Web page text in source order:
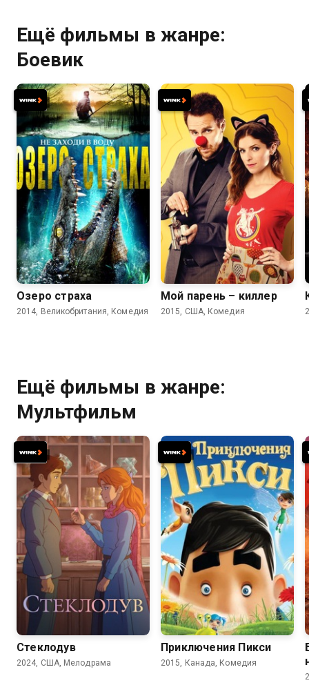
Ещё фильмы в жанре:
Боевик
4.1 4.0
Озеро страха
2014, Великобритания, Комедия
6.4 6.3
Мой парень – киллер
2015, США, Комедия
Ещё фильмы в жанре:
Мультфильм
7.4 7.0
Стеклодув
2024, США, Мелодрама
3.7 4.3
Приключения Пикси
2015, Канада, Комедия